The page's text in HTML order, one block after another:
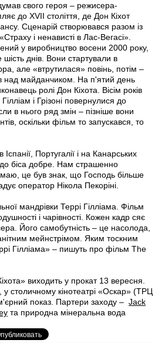
свого героя – режисера-
до XVII століття, де Дон Кіхот
Сценарій створювався разом із
і ненависті в Лас-Вегасі».
у виробництво восени 2000 року,
днів. Вони стартували в
але «втрутилася» повінь, потім –
над майданчиком. На п'ятий день
ролі Дон Кіхота. Вісім років
і Грізоні повернулися до
в нього ряд змін – пізніше вони
оскільки фільм то запускався, то
Португалії і на Канарських
біса добре. Нам страшенно
це був знак, що Господь більше
оператор Нікола Пекоріні.
мандрівки Террі Гілліама. Фільм
і чарівності. Кожен кадр сяє
Його самобутність – це насолода,
мейнстрімом. Яким тоскним
Гілліама» – пишуть про фільм The
виходить у прокат 13 вересня.
столичному кінотеатрі «Оскар» (ТРЦ
показ. Партери заходу – Jack
та природна мінеральна вода